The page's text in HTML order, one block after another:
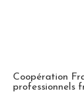
Coopération
professionnels